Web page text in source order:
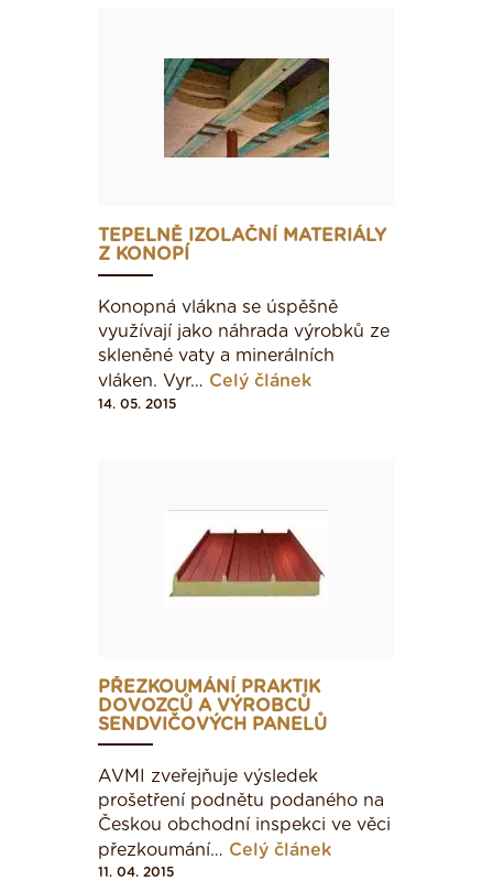
TEPELNĚ IZOLAČNÍ MATERIÁLY
Z KONOPÍ
Konopná vlákna se úspěšně
využívají jako náhra­da výrobků ze
skleněné vaty a minerálních
vláken. Vyr… Celý článek
14. 05. 2015
PŘEZKOUMÁNÍ PRAKTIK
DOVOZCŮ A VÝROBCŮ
SENDVIČOVÝCH PANELŮ
AVMI zveřejňuje výsledek
prošetření podnětu podaného na
Českou obchodní inspekci ve věci
přezkoumání… Celý článek
11. 04. 2015